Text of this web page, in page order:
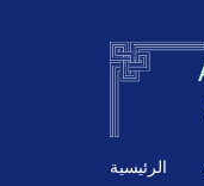
الرئيسية